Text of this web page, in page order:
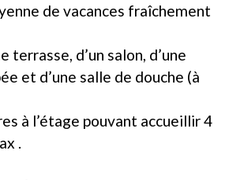
de vacances fraîchement
terrasse, d’un salon, d’une
et d’une salle de douche (à
à l’étage pouvant accueillir 4
.